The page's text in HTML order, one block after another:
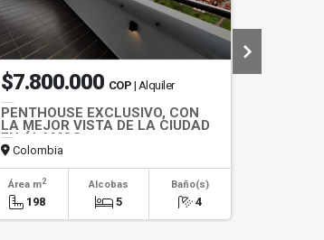
$7.800.000 COP | Alquiler
PENTHOUSE EXCLUSIVO, CON
LA MEJOR VISTA DE LA CIUDAD
EN ÁLAMOS
Colombia
Área m2
198
Alcobas
5
Baño(s)
4